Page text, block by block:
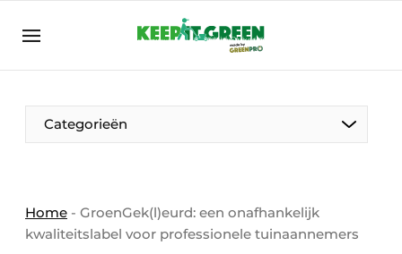
NL ENG FR
Categorieën
Home - GroenGek(l)eurd: een onafhankelijk
kwaliteitslabel voor professionele tuinaannemers